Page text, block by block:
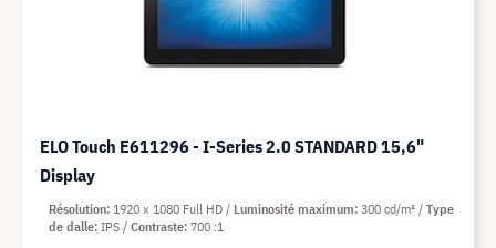
ELO Touch E611296 - I-Series 2.0 STANDARD 15,6"
Display
Résolution 1920 x 1080 Full HD Luminosité maximum 300 cd/m²
Type
de dalle IPS Contraste 700 :1